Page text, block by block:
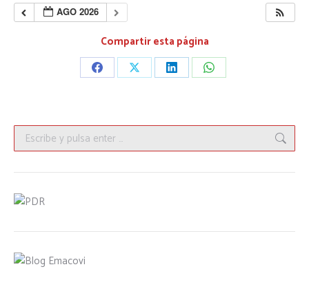
AGO 2026
Compartir esta página
Share Share Share Share
Buscar: